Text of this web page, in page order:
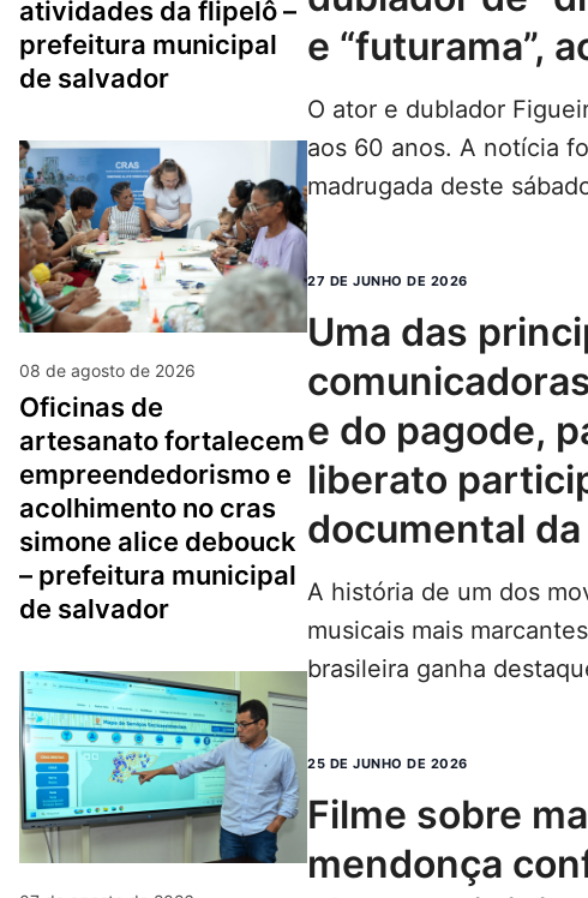
atividades da flipelô –
prefeitura municipal
de salvador
08 de agosto de 2026
oficinas de
artesanato fortalecem
empreendedorismo e
acolhimento no cras
simone alice debouck
– prefeitura municipal
de salvador
e “futurama”,
O ator e dublador
aos 60 anos. A notícia
madrugada deste
27 DE JUNHO DE 2026
uma das principais
e do pagode,
liberato
documental
A história de um dos
musicais mais
brasileira ganha
25 DE JUNHO DE 2026
filme sobre marília
mendonça